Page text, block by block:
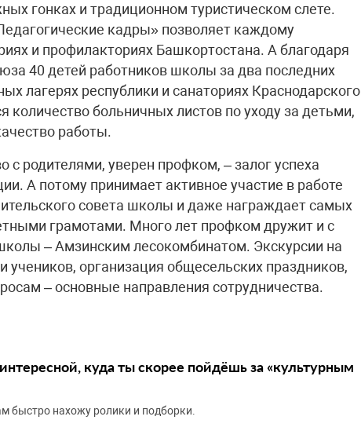
гонках и традиционном туристическом слете.
кадры» позволяет каждому
и профилакториях Башкортостана. А благодаря
40 детей работников школы за два последних
лагерях республики и санаториях Краснодарского
количество больничных листов по уходу за детьми,
работы.
с родителями, уверен профком, – залог успеха
А потому принимает активное участие в работе
совета школы и даже награждает самых
грамотами. Много лет профком дружит и с
– Амзинским лесокомбинатом. Экскурсии на
учеников, организация общесельских праздников,
– основные направления сотрудничества.
куда ты скорее пойдёшь за «культурным
быстро нахожу ролики и подборки.